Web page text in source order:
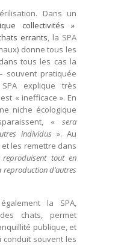
Dans un
collectivités »
errants, la SPA
donne tous les
tous les cas la
souvent pratiquée
explique très
« inefficace ». En
niche écologique
« sera
individus ». Au
les remettre dans
reproduisent tout en
d’autres
la SPA,
chats, permet
publique, et
conduit souvent les